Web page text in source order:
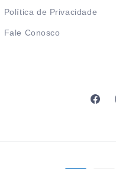
Política de Privacidade
Fale Conosco